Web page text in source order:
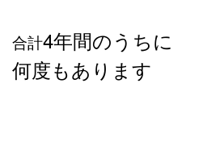
合計4年間のうちに
何度もあります